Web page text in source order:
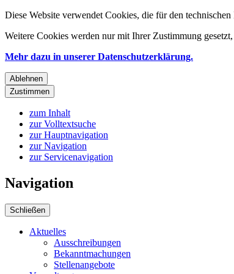
Diese Website verwendet Cookies, die für den
Weitere Cookies werden nur mit Ihrer Zustimmung
Mehr dazu in unserer Datenschutzerklärung.
Ablehnen
Zustimmen
zum Inhalt
zur Volltextsuche
zur Hauptnavigation
zur Navigation
zur Servicenavigation
Navigation
Schließen
Aktuelles
Ausschreibungen
Bekanntmachungen
Stellenangebote